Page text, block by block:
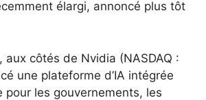
élargi, annoncé plus tôt
aux côtés de Nvidia (NASDAQ :
une plateforme d’IA intégrée
pour les gouvernements, les